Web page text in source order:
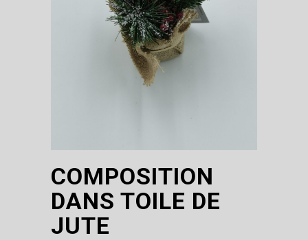
COMPOSITION
DANS TOILE DE
JUTE